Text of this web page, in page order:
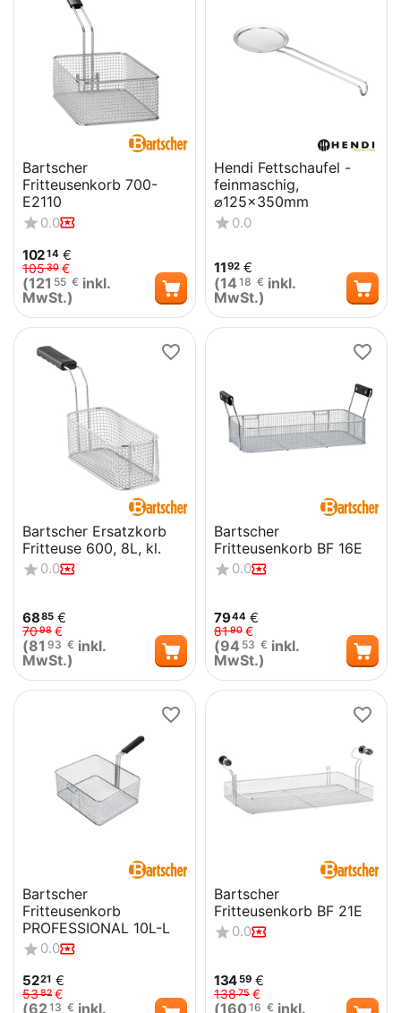
Bartscher
Fritteusenkorb 700-
E2110
0.0
10214 €
10530 €
(121 55 € inkl.
MwSt.)
Hendi Fettschaufel -
feinmaschig,
⌀125x350mm
0.0
1192 €
(14 18 € inkl.
MwSt.)
Bartscher Ersatzkorb
Fritteuse 600, 8L, kl.
0.0
6885 €
7098 €
(81 93 € inkl.
MwSt.)
Bartscher
Fritteusenkorb BF 16E
0.0
7944 €
8190 €
(94 53 € inkl.
MwSt.)
Bartscher
Fritteusenkorb
PROFESSIONAL 10L-L
0.0
5221 €
5382 €
(6213 € inkl.
Bartscher
Fritteusenkorb BF 21E
0.0
13459 €
13875 €
(160 16 € inkl.